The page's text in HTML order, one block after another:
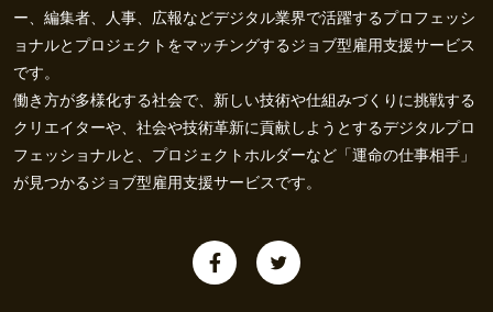
ー、編集者、人事、広報などデジタル業界で活躍するプロフェッシ
ョナルとプロジェクトをマッチングするジョブ型雇用支援サービス
です。
働き方が多様化する社会で、新しい技術や仕組みづくりに挑戦する
クリエイターや、社会や技術革新に貢献しようとするデジタルプロ
フェッショナルと、プロジェクトホルダーなど「運命の仕事相手」
が見つかるジョブ型雇用支援サービスです。